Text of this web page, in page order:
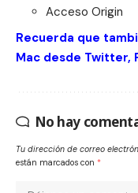
Acceso Origin
Recuerda que
Mac desde Twitter,
No hay
Tu dirección de correo
están marcados con *